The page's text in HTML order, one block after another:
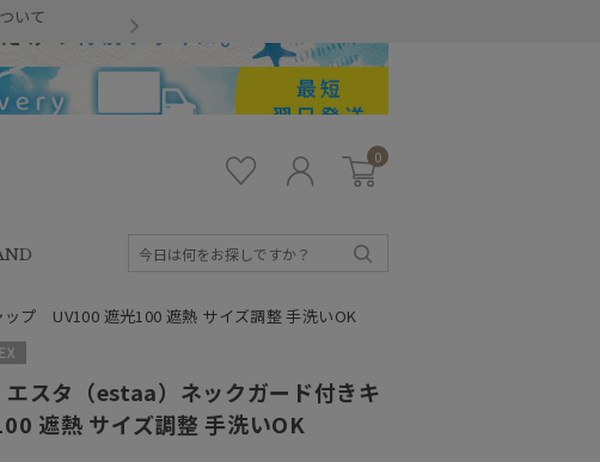
いて
イ
ン
0
プ UV100 遮光100 遮熱 サイズ調整 手洗いOK
スタ（estaa）ネックガード付きキ
遮熱 サイズ調整 手洗いOK